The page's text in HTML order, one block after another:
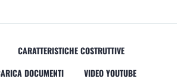
CARATTERISTICHE COSTRUTTIVE
DOCUMENTI VIDEO YOUTUBE